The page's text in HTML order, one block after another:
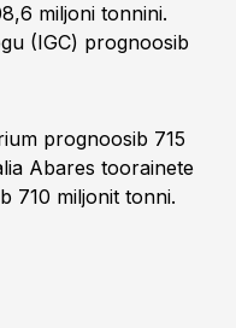
miljoni tonnini.
(IGC) prognoosib
prognoosib 715
Abares toorainete
710 miljonit tonni.